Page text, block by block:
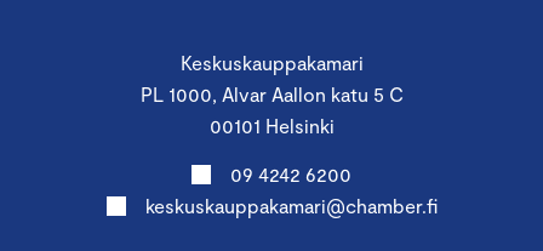
Keskuskauppakamari
PL 1000, Alvar Aallon katu 5 C
00101 Helsinki
09 4242 6200
keskuskauppakamari@chamber.fi